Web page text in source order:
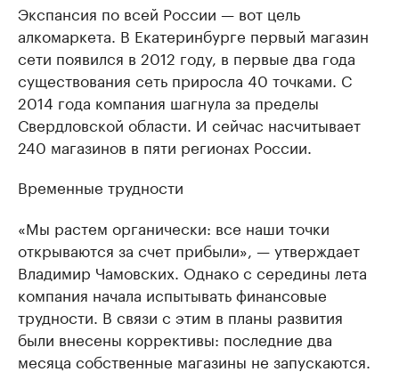
Экспансия по всей России — вот цель
алкомаркета. В Екатеринбурге первый магазин
сети появился в 2012 году, в первые два года
существования сеть приросла 40 точками. С
2014 года компания шагнула за пределы
Свердловской области. И сейчас насчитывает
240 магазинов в пяти регионах России.
Временные трудности
«Мы растем органически: все наши точки
открываются за счет прибыли», — утверждает
Владимир Чамовских. Однако с середины лета
компания начала испытывать финансовые
трудности. В связи с этим в планы развития
были внесены коррективы: последние два
месяца собственные магазины не запускаются.